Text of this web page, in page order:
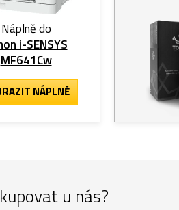
Náplně do
i-SENSYS
MF641Cw
NÁPLNĚ
u nás?